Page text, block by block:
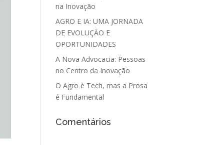
na Inovação
AGRO E IA: UMA JORNADA
DE EVOLUÇÃO E
OPORTUNIDADES
A Nova Advocacia: Pessoas
no Centro da Inovação
O Agro é Tech, mas a Prosa
é Fundamental
Comentários